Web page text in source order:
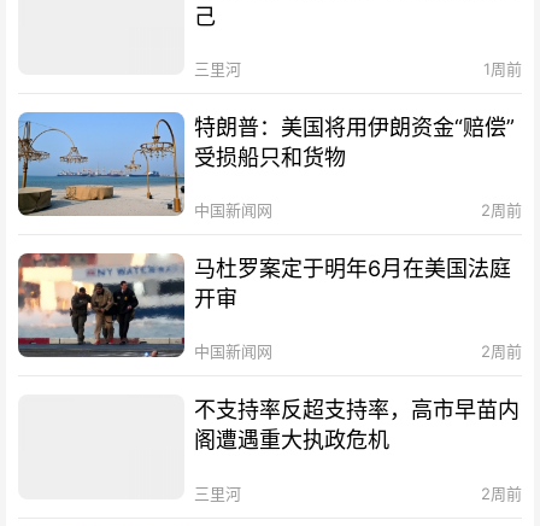
己
三里河 1周前
特朗普：美国将用伊朗资金“赔偿”
受损船只和货物
中国新闻网 2周前
马杜罗案定于明年6月在美国法庭
开审
中国新闻网 2周前
不支持率反超支持率，高市早苗内
阁遭遇重大执政危机
三里河 2周前